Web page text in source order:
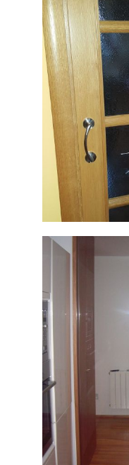
cristal
Puerta de
vvienda